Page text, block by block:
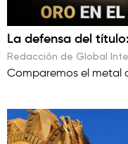
La defensa del
Redacción de Global
Comparemos el metal